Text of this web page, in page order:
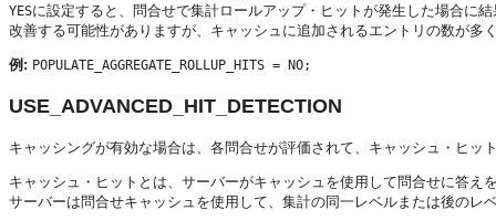
YESに設定すると、問合せで集計ロールアップ・ヒットが発生した場合に
改善する可能性がありますが、キャッシュに追加されるエントリの数が多
例: POPULATE_AGGREGATE_ROLLUP_HITS = NO;
USE_ADVANCED_HIT_DETECTION
キャッシングが有効な場合は、各問合せが評価されて、キャッシュ・ヒッ
キャッシュ・ヒットとは、サーバーがキャッシュを使用して問合せに答
サーバーは問合せキャッシュを使用して、集計の同一レベルまたは後のレ